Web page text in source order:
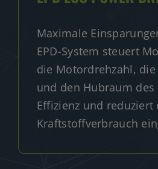
Maximale
EPD-System steuert
die Motordrehzahl, die
und den Hubraum
Effizienz und
Kraftstoffverbrauch